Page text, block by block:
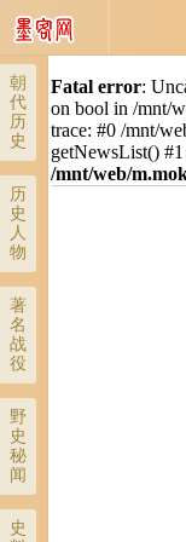
朝
代
历
史
历
史
人
物
著
名
战
役
野
史
秘
闻
史
Fatal error:
on bool in /mnt/
trace: #0 /mnt/
getNewsList()
/mnt/web/